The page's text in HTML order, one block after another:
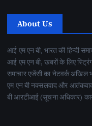
About Us
आई एम एन बी, भारत की हिन्दी
आई एम एन बी, खबरों के लिए
समाचार एजेंसी का नेटवर्क अखिल
एम एन बी नक्सलवाद और
बी आरटीआई (सूचना अधिकार)